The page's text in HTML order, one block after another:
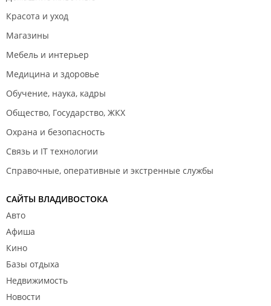
Красота и уход
Магазины
Мебель и интерьер
Медицина и здоровье
Обучение, наука, кадры
Общество, Государство, ЖКХ
Охрана и безопасность
Связь и IT технологии
Справочные, оперативные и экстренные службы
САЙТЫ ВЛАДИВОСТОКА
Авто
Афиша
Кино
Базы отдыха
Недвижимость
Новости